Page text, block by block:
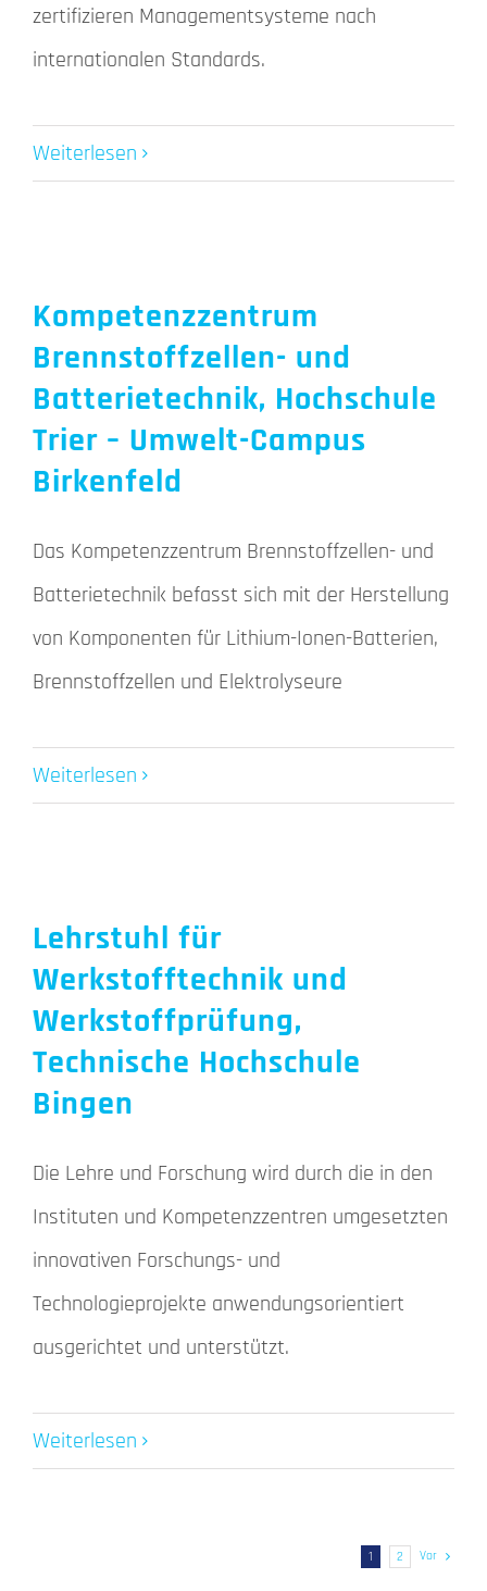
zertifizieren Managementsysteme nach
internationalen Standards.
Weiterlesen
Kompetenzzentrum
Brennstoffzellen- und
Batterietechnik, Hochschule
Trier – Umwelt-Campus
Birkenfeld
Das Kompetenzzentrum Brennstoffzellen- und
Batterietechnik befasst sich mit der Herstellung
von Komponenten für Lithium-Ionen-Batterien,
Brennstoffzellen und Elektrolyseure
Weiterlesen
Lehrstuhl für
Werkstofftechnik und
Werkstoffprüfung,
Technische Hochschule
Bingen
Die Lehre und Forschung wird durch die in den
Instituten und Kompetenzzentren umgesetzten
innovativen Forschungs- und
Technologieprojekte anwendungsorientiert
ausgerichtet und unterstützt.
Weiterlesen
1 2 Vor